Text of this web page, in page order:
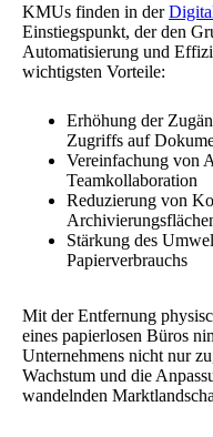
KMUs finden in der
Einstiegspunkt, der den
Automatisierung und
wichtigsten Vorteile:
Erhöhung der
Zugriffs auf
Vereinfachung von
Teamkollaboration
Reduzierung von
Stärkung des
Papierverbrauchs
Mit der Entfernung
eines papierlosen Büros
Unternehmens nicht nur
Wachstum und die
wandelnden